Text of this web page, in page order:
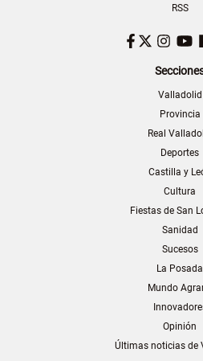
RSS
Facebook
Twitter
Valladolid
Provincia
Real
Deportes
Castilla y
Cultura
Fiestas de San
Sanidad
Sucesos
La Posada
Mundo
Opinión
Últimas noticias de